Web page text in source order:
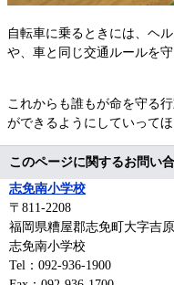
自転車に乗るときには、ヘ
や、車と同じ交通ルールを守
これからも誰もが命を守る
ができるようにしていってほ
このページに関するお問い
志免南小学校
〒811-2208
福岡県糟屋郡志免町大字吉
志免南小学校
Tel：092-936-1900